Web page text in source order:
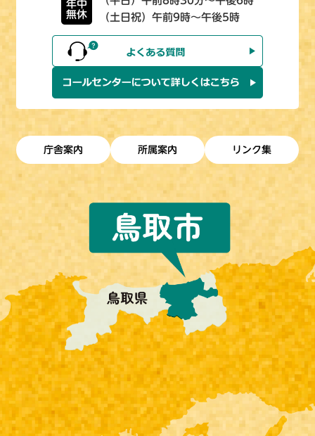
年中
無休
（土日祝）午前9時～午後5時
庁舎案内 所属案内 リンク集